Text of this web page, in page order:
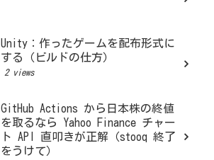
Unity：作ったゲームを配布形式に
する（ビルドの仕方）
2 views
GitHub Actions から日本株の終値
を取るなら Yahoo Finance チャー
ト API 直叩きが正解（stooq 終了
をうけて）